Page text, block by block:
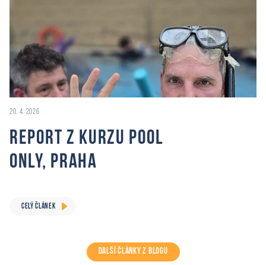
20. 4. 2026
Report z Kurzu Pool
Only, Praha
CELÝ ČLÁNEK
DALŠÍ ČLÁNKY Z BLOGU